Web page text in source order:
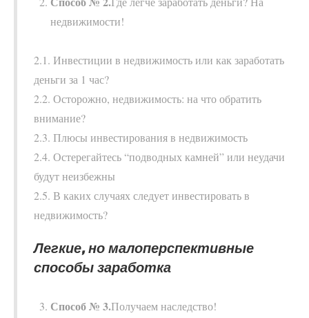
недвижимости!
2.1. Инвестиции в недвижимость или как заработать
деньги за 1 час?
2.2. Осторожно, недвижимость: на что обратить
внимание?
2.3. Плюсы инвестирования в недвижимость
2.4. Остерегайтесь “подводных камней” или неудачи
будут неизбежны
2.5. В каких случаях следует инвестировать в
недвижимость?
Легкие, но малоперспективные
способы заработка
Способ № 3.Получаем наследство!